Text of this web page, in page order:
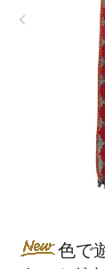
色で